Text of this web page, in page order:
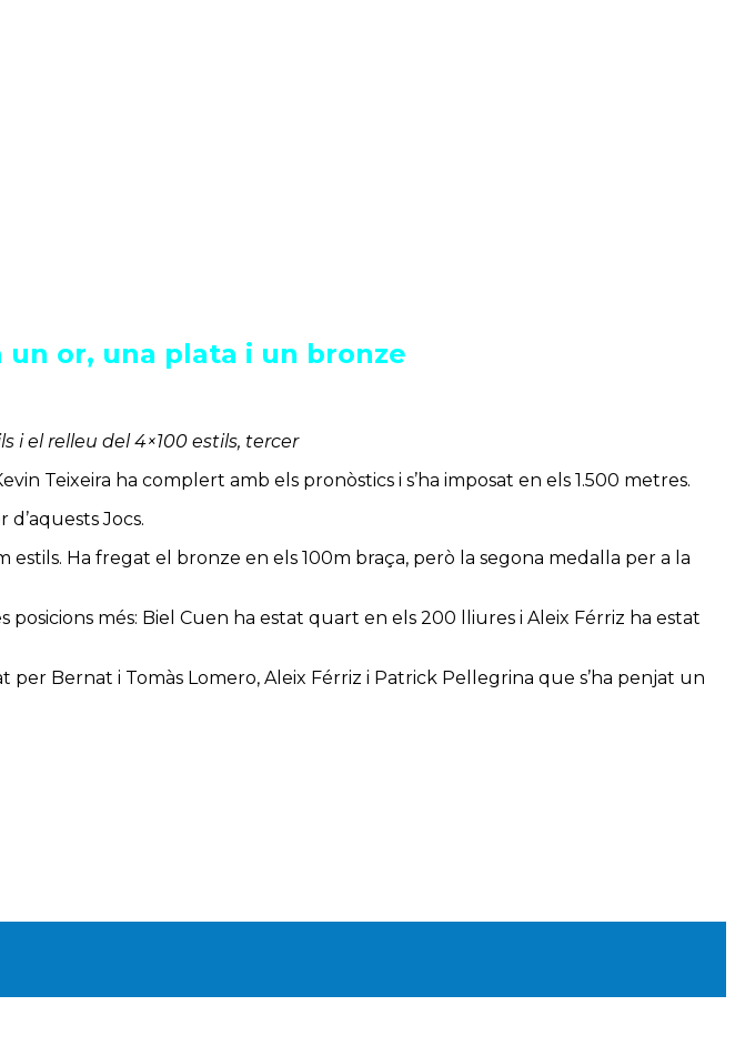
or, una plata i un bronze
i el relleu del 4×100 estils, tercer
Teixeira ha complert amb els pronòstics i s’ha imposat en els 1.500 metres.
Jocs.
Ha fregat el bronze en els 100m braça, però la segona medalla per a la
més: Biel Cuen ha estat quart en els 200 lliures i Aleix Férriz ha estat
Bernat i Tomàs Lomero, Aleix Férriz i Patrick Pellegrina que s’ha penjat un